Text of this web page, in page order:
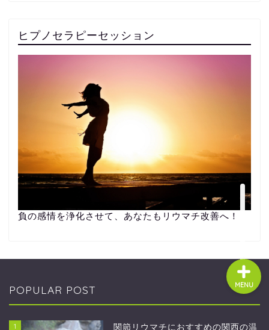
ヒプノセラピーセッション
負の感情を浄化させて、あなたもリウマチ改善へ！
POPULAR POST
1 関節リウマチにおすすめの関西の温
MENU
ホーム
ッピングセンター